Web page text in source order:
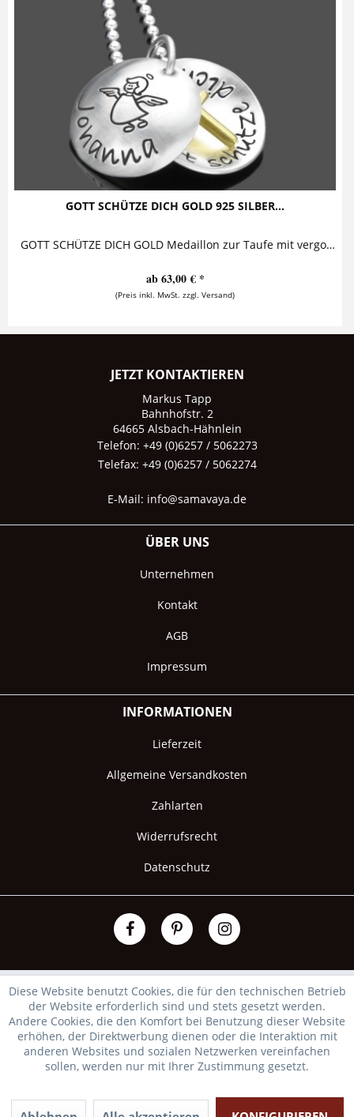
GOTT SCHÜTZE DICH GOLD 925 SILBER...
GOTT SCHÜTZE DICH GOLD Medaillon zur Taufe mit vergoldetem Kreuz Diese bezaubernde Taufkette mit Gravur besteht aus einem personalisierten...
ab 63,00 € *
(Preis inkl. MwSt. zzgl. Versand)
JETZT KONTAKTIEREN
Markus Tapp
Bahnhofstr. 2
64665 Alsbach-Hähnlein
Telefon: +49 (0)6257 / 5062273
Telefax: +49 (0)6257 / 5062274
E-Mail: info@samavaya.de
ÜBER UNS
Unternehmen
Kontakt
AGB
Impressum
INFORMATIONEN
Lieferzeit
Allgemeine Versandkosten
Zahlarten
Widerrufsrecht
Datenschutz
Diese Website benutzt Cookies, die für den technischen Betrieb
der Website erforderlich sind und stets gesetzt werden.
Andere Cookies, die den Komfort bei Benutzung dieser Website
erhöhen, der Direktwerbung dienen oder die Interaktion mit
anderen Websites und sozialen Netzwerken vereinfachen
sollen, werden nur mit Ihrer Zustimmung gesetzt.